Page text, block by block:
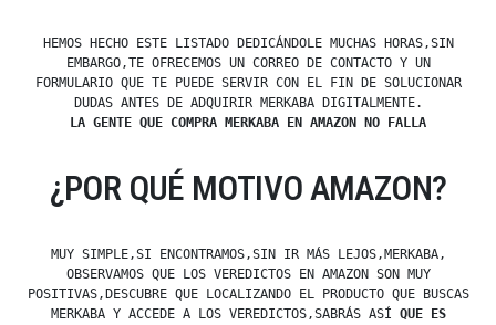
HEMOS HECHO ESTE LISTADO DEDICÁNDOLE MUCHAS HORAS,SIN
EMBARGO,TE OFRECEMOS UN CORREO DE CONTACTO Y UN
FORMULARIO QUE TE PUEDE SERVIR CON EL FIN DE SOLUCIONAR
DUDAS ANTES DE ADQUIRIR MERKABA DIGITALMENTE.
LA GENTE QUE COMPRA MERKABA EN AMAZON NO FALLA
¿POR QUÉ MOTIVO AMAZON?
MUY SIMPLE,SI ENCONTRAMOS,SIN IR MÁS LEJOS,MERKABA,
OBSERVAMOS QUE LOS VEREDICTOS EN AMAZON SON MUY
POSITIVAS,DESCUBRE QUE LOCALIZANDO EL PRODUCTO QUE BUSCAS
MERKABA Y ACCEDE A LOS VEREDICTOS,SABRÁS ASÍ QUE ES